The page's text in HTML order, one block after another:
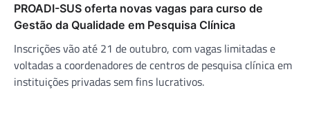
PROADI-SUS oferta novas vagas para curso de
Gestão da Qualidade em Pesquisa Clínica
Inscrições vão até 21 de outubro, com vagas limitadas e
voltadas a coordenadores de centros de pesquisa clínica em
instituições privadas sem fins lucrativos.